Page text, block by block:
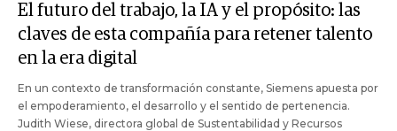
El futuro del trabajo, la IA y el propósito: las
claves de esta compañía para retener talento
en la era digital
En un contexto de transformación constante, Siemens apuesta por
el empoderamiento, el desarrollo y el sentido de pertenencia.
Judith Wiese, directora global de Sustentabilidad y Recursos